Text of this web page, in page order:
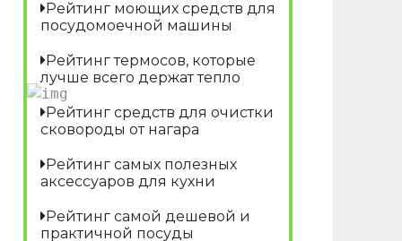
Рейтинг моющих средств для
посудомоечной машины
Рейтинг термосов, которые
лучше всего держат тепло
Рейтинг средств для очистки
сковороды от нагара
Рейтинг самых полезных
аксессуаров для кухни
Рейтинг самой дешевой и
практичной посуды